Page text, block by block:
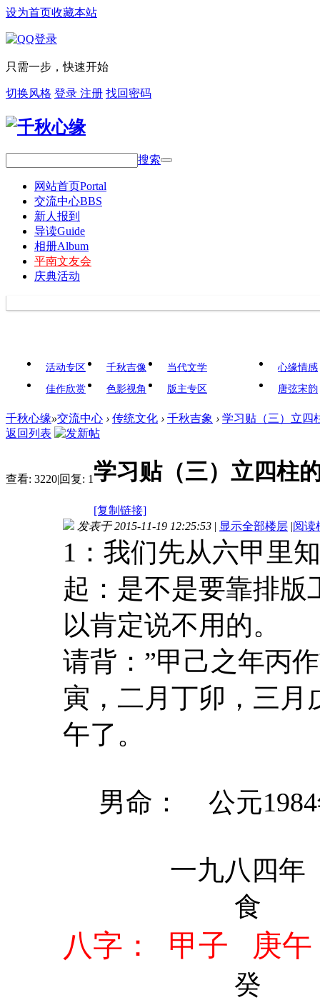
设为首页收藏本站
只需一步，快速开始
切换风格 登录 注册 找回密码
搜索
网站首页Portal
交流中心BBS
新人报到
导读Guide
相册Album
平南文友会
庆典活动
活动专区 千秋吉像
当代文学
佳作欣赏
色影视角 版主专区
心缘情感
唐弦宋韵
千秋心缘»交流中心 › 传统文化 › 千秋吉象 › 学习贴（三）立四
返回列表
查看: 3220|回复: 1 学习贴（三）立四柱
[复制链接]
发表于 2015-11-19 12:25:53 | 显示全部楼层 |阅读
1：我们先从六甲里
起：是不是要靠排版
以肯定说不用的。
请背：”甲己之年丙
寅，二月丁卯，三月
午了。
男命： 公元1984
一九八四
食
八字： 甲子 庚
癸 己丁